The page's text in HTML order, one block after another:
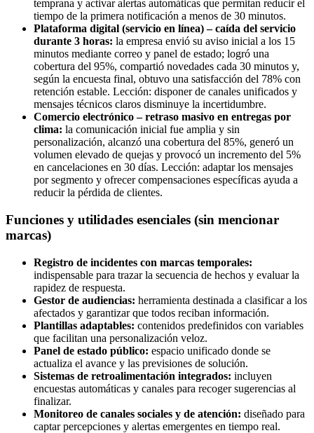
temprana y activar alertas automáticas que permitan reducir el
tiempo de la primera notificación a menos de 30 minutos.
Plataforma digital (servicio en línea) – caída del servicio
durante 3 horas: la empresa envió su aviso inicial a los 15
minutos mediante correo y panel de estado; logró una
cobertura del 95%, compartió novedades cada 30 minutos y,
según la encuesta final, obtuvo una satisfacción del 78% con
retención estable. Lección: disponer de canales unificados y
mensajes técnicos claros disminuye la incertidumbre.
Comercio electrónico – retraso masivo en entregas por
clima: la comunicación inicial fue amplia y sin
personalización, alcanzó una cobertura del 85%, generó un
volumen elevado de quejas y provocó un incremento del 5%
en cancelaciones en 30 días. Lección: adaptar los mensajes
por segmento y ofrecer compensaciones específicas ayuda a
reducir la pérdida de clientes.
Funciones y utilidades esenciales (sin mencionar
marcas)
Registro de incidentes con marcas temporales:
indispensable para trazar la secuencia de hechos y evaluar la
rapidez de respuesta.
Gestor de audiencias: herramienta destinada a clasificar a los
afectados y garantizar que todos reciban información.
Plantillas adaptables: contenidos predefinidos con variables
que facilitan una personalización veloz.
Panel de estado público: espacio unificado donde se
actualiza el avance y las previsiones de solución.
Sistemas de retroalimentación integrados: incluyen
encuestas automáticas y canales para recoger sugerencias al
finalizar.
Monitoreo de canales sociales y de atención: diseñado para
captar percepciones y alertas emergentes en tiempo real.